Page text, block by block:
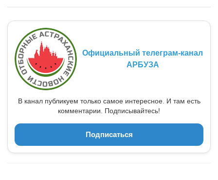
Официальный телеграм-канал
АРБУЗА
В канал публикуем только самое интересное. И там есть
комментарии. Подписывайтесь!
Подписаться